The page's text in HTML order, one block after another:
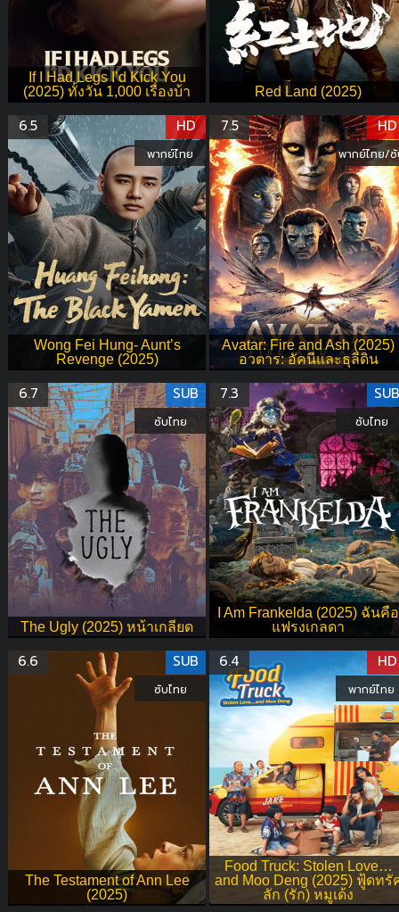
If I Had Legs I’d Kick You
(2025) ทั้งวัน 1,000 เรื่องบ้า
Red Land (2025)
Wong Fei Hung- Aunt’s
Revenge (2025)
6.5 HD
พากย์ไทย
Avatar: Fire and Ash (2025)
อวตาร: อัคนีและธุลีดิน
7.5 HD
พากย์ไทย/
The Ugly (2025) หน้าเกลียด
6.7 SUB
ซับไทย
I Am Frankelda (2025) ฉันคือ
แฟรงเกลดา
7.3 SUB
ซับไทย
The Testament of Ann Lee
(2025)
6.6 SUB
ซับไทย
Food Truck: Stolen Love…
and Moo Deng (2025) ฟู้ดทรั
ลัก (รัก) หมูเด้ง
6.4 HD
พากย์ไทย